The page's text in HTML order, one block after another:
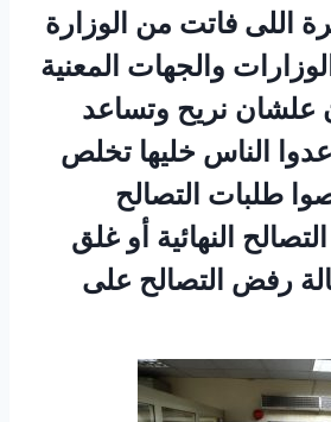
اللى فاتت من الوزارة
والجهات المعنية
علشان نريح وتساعد
الناس خليها تخلص
طلبات التصالح
النهائية أو غلق
رفض التصالح على